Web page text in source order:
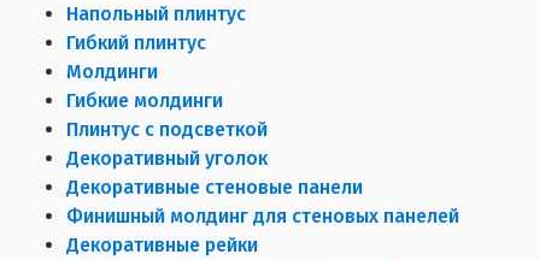
Напольный плинтус
Гибкий плинтус
Молдинги
Гибкие молдинги
Плинтус с подсветкой
Декоративный уголок
Декоративные стеновые панели
Финишный молдинг для стеновых панелей
Декоративные рейки